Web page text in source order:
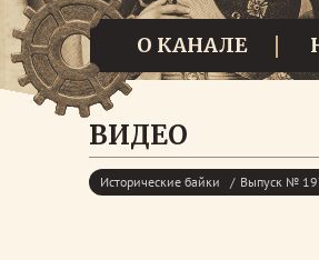
О КАНАЛЕ
ВИДЕО
Исторические байки Выпуск №